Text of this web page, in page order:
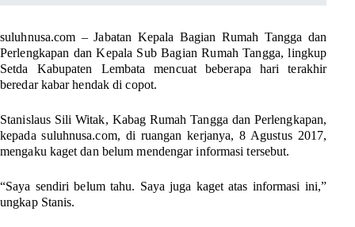
suluhnusa.com –Jabatan Kepala Bagian Rumah Tangga dan
Perlengkapan dan Kepala Sub Bagian Rumah Tangga, lingkup
Setda Kabupaten Lembata mencuat beberapa hari terakhir
beredar kabar hendak di copot.
Stanislaus Sili Witak, Kabag Rumah Tangga dan Perlengkapan,
kepada suluhnusa.com, di ruangan kerjanya, 8 Agustus 2017,
mengaku kaget dan belum mendengar informasi tersebut.
“Saya sendiri belum tahu. Saya juga kaget atas informasi ini,”
ungkap Stanis.